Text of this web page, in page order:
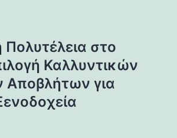
Πολυτέλεια στο
Καλλυντικών
Αποβλήτων για